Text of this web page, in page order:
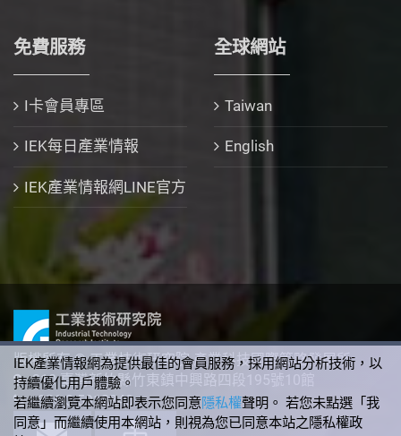
免費服務
I卡會員專區
IEK每日產業情報
IEK產業情報網LINE官方
全球網站
Taiwan
English
版權所有 © 工業技術研究院 產業科技國際策略發展所
310 臺灣新竹縣竹東鎮中興路四段195號10館
+886-3-5912340
IEK產業情報網為提供最佳的會員服務，採用網站分析技術，以
持續優化用戶體驗。
若繼續瀏覽本網站即表示您同意隱私權聲明。 若您未點選「我
同意」而繼續使用本網站，則視為您已同意本站之隱私權政